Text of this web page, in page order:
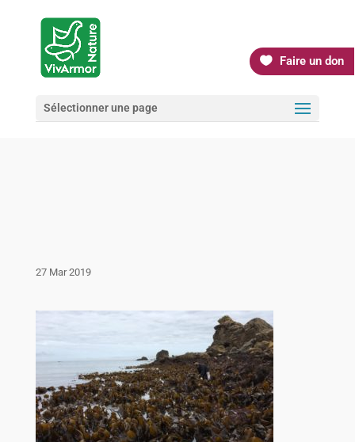
Faire un don
Sélectionner une page
27 Mar 2019